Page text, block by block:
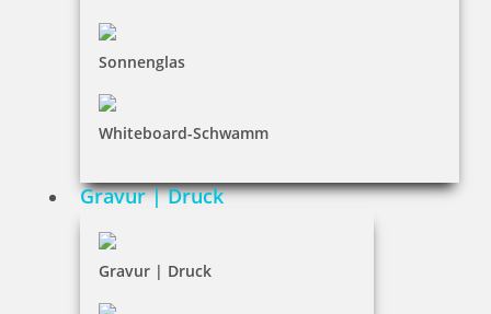
Sonnenglas
Whiteboard-Schwamm
Gravur | Druck
Gravur | Druck
36,65 €